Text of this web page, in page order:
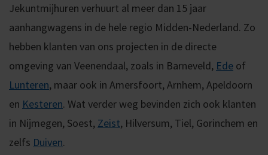
Jekuntmijhuren verhuurt al meer dan 15 jaar
aanhangwagens in de hele regio Midden-Nederland. Zo
hebben klanten van ons projecten in de directe
omgeving van Veenendaal, zoals in Barneveld, Ede of
Lunteren, maar ook in Amersfoort, Arnhem, Apeldoorn
en Kesteren. Wat verder weg bevinden zich ook klanten
in Nijmegen, Soest, Zeist, Hilversum, Tiel, Gorinchem en
zelfs Duiven.